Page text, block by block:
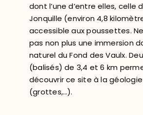
dont l’une d’entre elles, celle
Jonquille (environ 4,8
accessible aux poussettes.
pas non plus une immersion
naturel du Fond des Vaulx.
(balisés) de 3,4 et 6 km
découvrir ce site à la
(grottes,…).